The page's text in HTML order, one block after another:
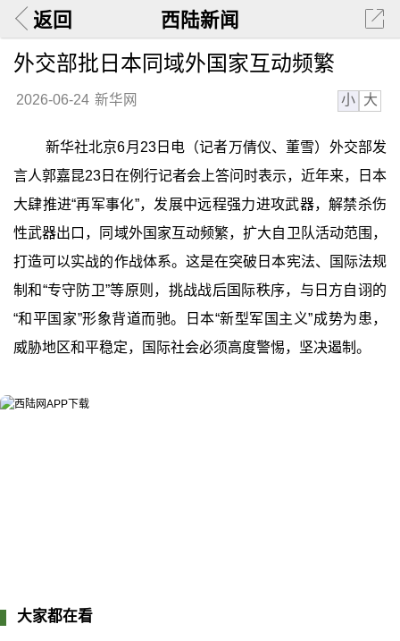
返回 西陆新闻
外交部批日本同域外国家互动频繁
2026-06-24 新华网 小 大
新华社北京6月23日电（记者万倩仪、董雪）外交部发
言人郭嘉昆23日在例行记者会上答问时表示，近年来，日本
大肆推进“再军事化”，发展中远程强力进攻武器，解禁杀伤
性武器出口，同域外国家互动频繁，扩大自卫队活动范围，
打造可以实战的作战体系。这是在突破日本宪法、国际法规
制和“专守防卫”等原则，挑战战后国际秩序，与日方自诩的
“和平国家”形象背道而驰。日本“新型军国主义”成势为患，
威胁地区和平稳定，国际社会必须高度警惕，坚决遏制。
大家都在看